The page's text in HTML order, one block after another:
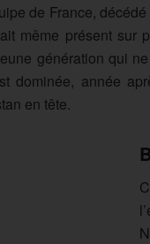
de France,
même présent sur
génération qui
dominée, année
en tête.